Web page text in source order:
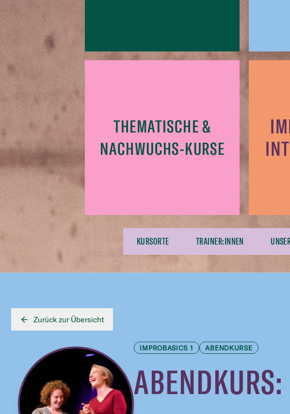
THEMATISCHE &
NACHWUCHS-KURSE
KURSORTE TRAINER:INNEN
Zurück zur Übersicht
IMPROBASICS 1 ABENDKURSE